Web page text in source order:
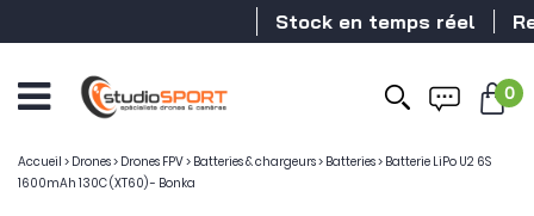
Stock en temps réel
0
Accueil > Drones> Drones FPV> Batteries & chargeurs> Batteries> Batterie LiPo U2 6S
1600mAh 130C (XT60) - Bonka